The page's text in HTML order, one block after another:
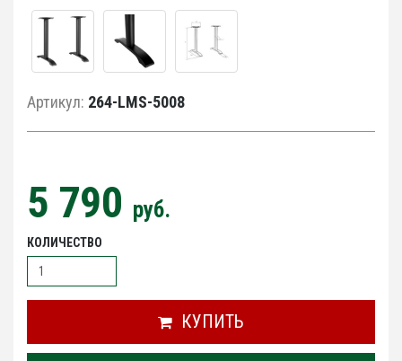
Артикул: 264-LMS-5008
5 790 руб.
КОЛИЧЕСТВО
КУПИТЬ